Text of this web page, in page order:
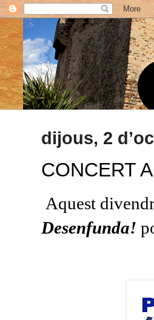
dijous, 2
CONCERT
Aquest
Desenfunda!